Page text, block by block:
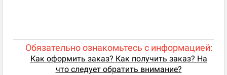
Обязательно ознакомьтесь с информацией:
Как оформить заказ? Как получить заказ? На
что следует обратить внимание?